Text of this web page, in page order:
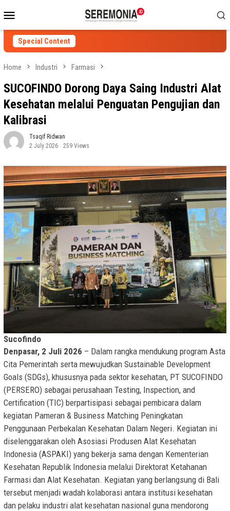
to
contentMenu
Special Content
Home Industri Farmasi
SUCOFINDO Dorong Daya Saing Industri Alat
Kesehatan melalui Penguatan Pengujian dan
Kalibrasi
Tsaqif Ridwan
2 July 2026
259 Views
Sucofindo
Denpasar, 2 Juli 2026 – Dalam rangka mendukung program Asta
Cita Pemerintah serta mewujudkan Sustainable Development
Goals (SDGs), khususnya pada sektor kesehatan, PT SUCOFINDO
(PERSERO) sebagai perusahaan Testing, Inspection, and
Certification (TIC) berpartisipasi sebagai pembicara dalam
kegiatan Pameran & Business Matching Peningkatan
Penggunaan Perbekalan Kesehatan Dalam Negeri. Kegiatan ini
diselenggarakan oleh Asosiasi Produsen Alat Kesehatan
Indonesia (ASPAKI) yang bekerja sama dengan Kementerian
Kesehatan Republik Indonesia melalui Direktorat Ketahanan
Farmasi dan Alat Kesehatan. Kegiatan yang berlangsung di Bali
tersebut menjadi wadah kolaborasi antara institusi kesehatan
dan pelaku industri alat kesehatan nasional guna mendorong